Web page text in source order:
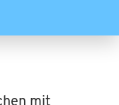
mit